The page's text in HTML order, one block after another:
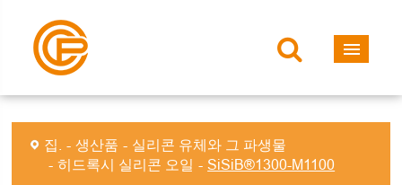
집. 생산품
실리콘 유체와 그 파생물
히드록시 실리콘 오일
SiSiB®1300-M1100